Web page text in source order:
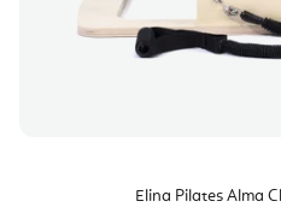
Elina Pilates Alma